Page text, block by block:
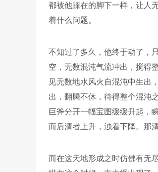
都被他踩在的脚下一样，让人
着什么问题。
不知过了多久，他终于动了，
空，无数混沌气流冲出，搅得
见无数地水风火自混沌中生出
出，翻腾不休，待得整个混沌
巨斧分开一幅宝图缓缓升起，
而后清者上升，浊着下降。那
而在这天地形成之时仿佛有无